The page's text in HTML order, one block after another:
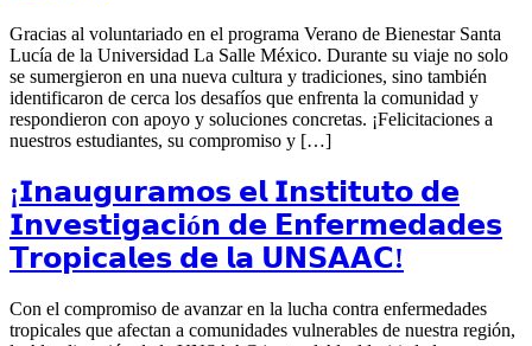
Gracias al voluntariado en el programa Verano de Bienestar Santa
Lucía de la Universidad La Salle México. Durante su viaje no solo
se sumergieron en una nueva cultura y tradiciones, sino también
identificaron de cerca los desafíos que enfrenta la comunidad y
respondieron con apoyo y soluciones concretas. ¡Felicitaciones a
nuestros estudiantes, su compromiso y […]
¡𝗜𝗻𝗮𝘂𝗴𝘂𝗿𝗮𝗺𝗼𝘀 𝗲𝗹 𝗜𝗻𝘀𝘁𝗶𝘁𝘂𝘁𝗼 𝗱𝗲
𝗜𝗻𝘃𝗲𝘀𝘁𝗶𝗴𝗮𝗰𝗶ó𝗻 𝗱𝗲 𝗘𝗻𝗳𝗲𝗿𝗺𝗲𝗱𝗮𝗱𝗲𝘀
𝗧𝗿𝗼𝗽𝗶𝗰𝗮𝗹𝗲𝘀 𝗱𝗲 𝗹𝗮 𝗨𝗡𝗦𝗔𝗔𝗖!
Con el compromiso de avanzar en la lucha contra enfermedades
tropicales que afectan a comunidades vulnerables de nuestra región,